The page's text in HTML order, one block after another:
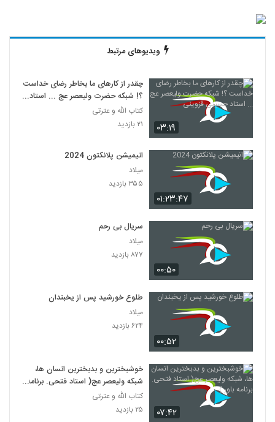
ویدیوهای مرتبط
۰۳:۱۹
چقدر از کارهای ما بخاطر رضای خداست
؟! شبکه حضرت ولیعصر عج ... استاد
حسینی قزوینی
کتاب الله و عترتی
۲۱ بازدید
۰۱:۲۳:۴۷
انیمیشن پلانکتون 2024
میلاد
۳۵۵ بازدید
۰۰:۵۰
سریال بی رحم
میلاد
۸۷۷ بازدید
۰۰:۵۲
طلوع خورشید پس از یخبندان
میلاد
۶۲۴ بازدید
۰۷:۴۲
خوشبخترین و بدبخترین انسان ها،
شبکه ولیعصر عج( استاد فتحی. برنامه
باور )
کتاب الله و عترتی
۲۵ بازدید